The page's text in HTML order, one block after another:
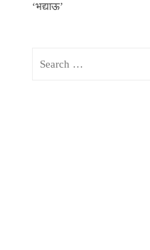
‘भद्याऊ’